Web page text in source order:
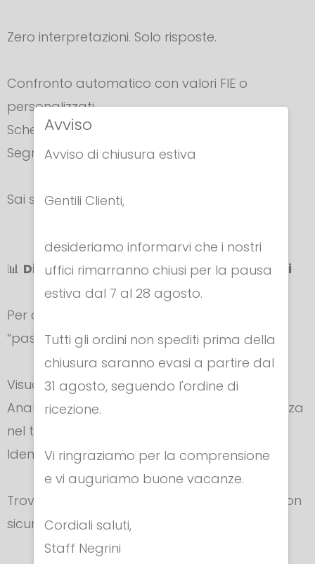
Zero interpretazioni. Solo risposte.
Confronto automatico con valori FIE o
personalizzati
Schermata gialla o rossa immediata
Segnale acustico di conferma
Sai subito se è tutto ok o se serve intervenire.
📊 Diagnostica Avanzata per Professionisti
Per chi vuole andare oltre il semplice
“passa/non passa”:
Visualizzazione numerica dettagliata
Analisi grafica dell’andamento della resistenza
nel tempo
Identificazione rapida del punto di guasto
Trovi il problema in pochi secondi. Lo risolvi con
sicurezza.
Avviso
Avviso di chiusura estiva
Gentili Clienti,
desideriamo informarvi che i nostri
uffici rimarranno chiusi per la pausa
estiva dal 7 al 28 agosto.
Tutti gli ordini non spediti prima della
chiusura saranno evasi a partire dal
31 agosto, seguendo l'ordine di
ricezione.
Vi ringraziamo per la comprensione
e vi auguriamo buone vacanze.
Cordiali saluti,
Staff Negrini